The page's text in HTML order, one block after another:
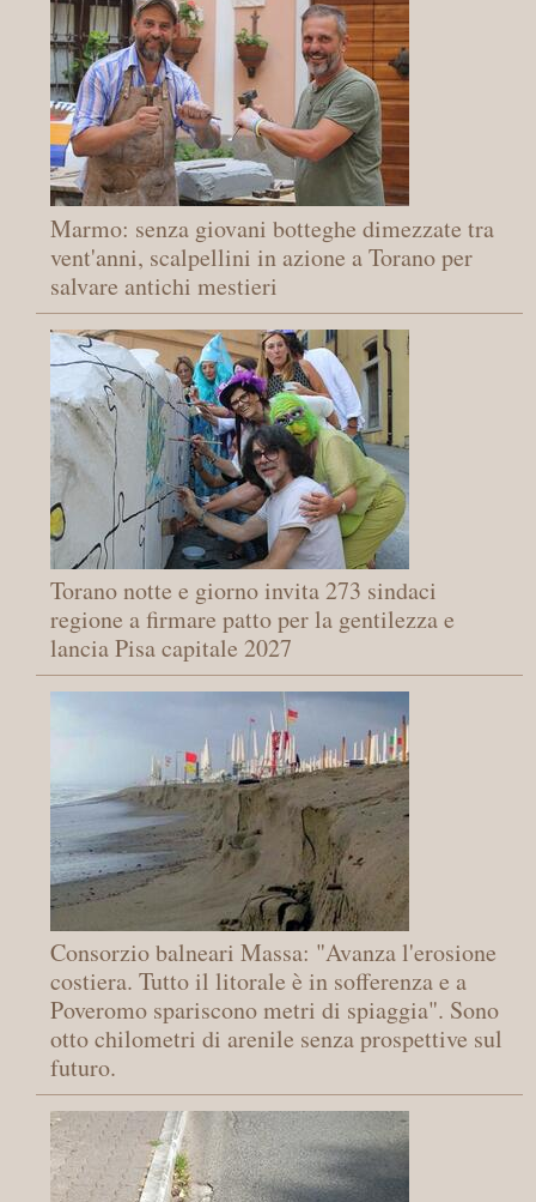
Marmo: senza giovani botteghe dimezzate tra
vent'anni, scalpellini in azione a Torano per
salvare antichi mestieri
Torano notte e giorno invita 273 sindaci
regione a firmare patto per la gentilezza e
lancia Pisa capitale 2027
Consorzio balneari Massa: "Avanza l'erosione
costiera. Tutto il litorale è in sofferenza e a
Poveromo spariscono metri di spiaggia". Sono
otto chilometri di arenile senza prospettive sul
futuro.